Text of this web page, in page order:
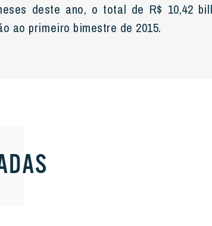
deste ano, o total de R$ 10,42
ao primeiro bimestre de 2015.